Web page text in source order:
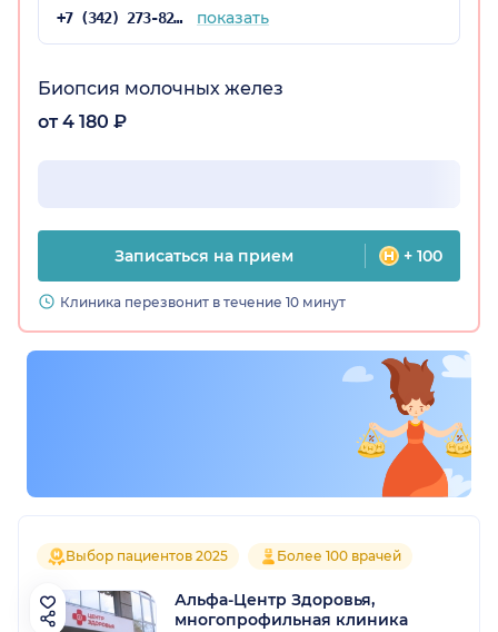
+7 (342) 273-82-39 показать
Биопсия молочных желез
от 4 180 ₽
Записаться на прием + 100
Клиника перезвонит в течение 10 минут
Выбор пациентов 2025 Более 100 врачей
Альфа-Центр Здоровья,
многопрофильная клиника